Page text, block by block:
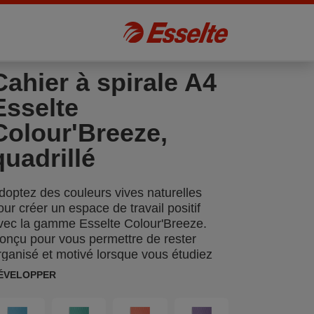
à spirale A4
des couleurs vives naturelles
créer un espace de travail positif
la gamme Esselte Colour'Breeze.
pour vous permettre de rester
et motivé lorsque vous étudiez
travaillez, sa finition moderne et ses